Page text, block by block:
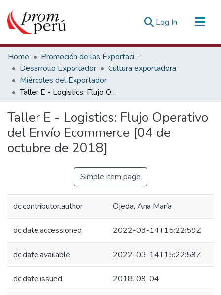
Log In (current)
Communities & Collections
All of DSpace
Statistics
Estadísticas Externas
Home
Promoción de las Exportaciones
Desarrollo Exportador
Cultura exportadora
Miércoles del Exportador
Taller E - Logistics: Flujo Operativo del Envío Ecommerce [04 de octubre de 2018]
Taller E - Logistics: Flujo Operativo
del Envío Ecommerce [04 de
octubre de 2018]
Simple item page
dc.contributor.author Ojeda, Ana María
dc.date.accessioned 2022-03-14T15:22:59Z
dc.date.available 2022-03-14T15:22:59Z
dc.date.issued 2018-09-04